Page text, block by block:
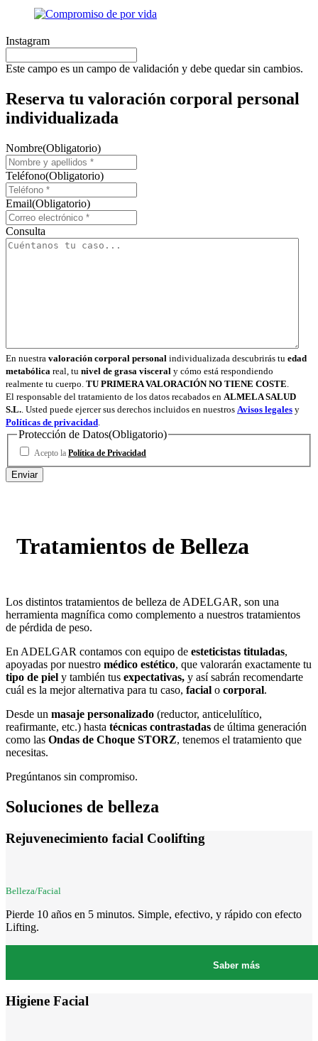
Instagram
Este campo es un campo de validación y debe quedar sin cambios.
Reserva tu valoración corporal personal
individualizada
Nombre(Obligatorio)
Teléfono(Obligatorio)
Email(Obligatorio)
Consulta
En nuestra valoración corporal personal individualizada descubrirás tu edad
metabólica real, tu nivel de grasa visceral y cómo está respondiendo
realmente tu cuerpo. TU PRIMERA VALORACIÓN NO TIENE COSTE
El responsable del tratamiento de los datos recabados en ALMELA SALUD
S.L. . Usted puede ejercer sus derechos incluidos en nuestros Avisos legales y
Políticas de privacidad
Protección de Datos(Obligatorio)
Acepto la Política de Privacidad
Tratamientos de Belleza
Los distintos tratamientos de belleza de ADELGAR, son una
herramienta magnífica como complemento a nuestros tratamientos
de pérdida de peso.
En ADELGAR contamos con equipo de esteticistas tituladas,
apoyadas por nuestro médico estético, que valorarán exactamente tu
tipo de piel y también tus expectativas, y así sabrán recomendarte
cuál es la mejor alternativa para tu caso, facial o corporal.
Desde un masaje personalizado (reductor, anticelulítico,
reafirmante, etc.) hasta técnicas contrastadas de última generación
como las Ondas de Choque STORZ, tenemos el tratamiento que
necesitas.
Pregúntanos sin compromiso.
Soluciones de belleza
Rejuvenecimiento facial Coolifting
Belleza/Facial
Pierde 10 años en 5 minutos. Simple, efectivo, y rápido con efecto
Lifting.
Saber más
Higiene Facial